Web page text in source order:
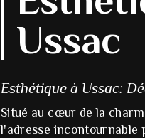
Ussac
Esthétique à Ussac:
Situé au cœur de la
l'adresse incontournable